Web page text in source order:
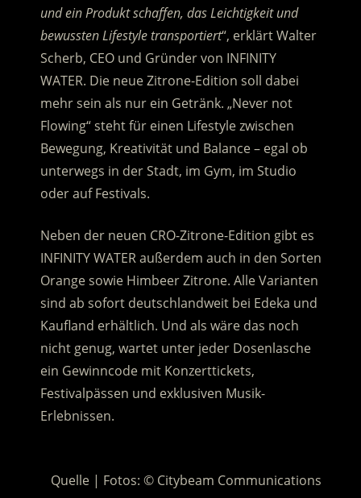
und ein Produkt schaffen, das Leichtigkeit und
bewussten Lifestyle transportiert“, erklärt Walter
Scherb, CEO und Gründer von INFINITY
WATER. Die neue Zitrone-Edition soll dabei
mehr sein als nur ein Getränk. „Never not
Flowing“ steht für einen Lifestyle zwischen
Bewegung, Kreativität und Balance – egal ob
unterwegs in der Stadt, im Gym, im Studio
oder auf Festivals.
Neben der neuen CRO-Zitrone-Edition gibt es
INFINITY WATER außerdem auch in den Sorten
Orange sowie Himbeer Zitrone. Alle Varianten
sind ab sofort deutschlandweit bei Edeka und
Kaufland erhältlich. Und als wäre das noch
nicht genug, wartet unter jeder Dosenlasche
ein Gewinncode mit Konzerttickets,
Festivalpässen und exklusiven Musik-
Erlebnissen.
Quelle | Fotos: © Citybeam Communications